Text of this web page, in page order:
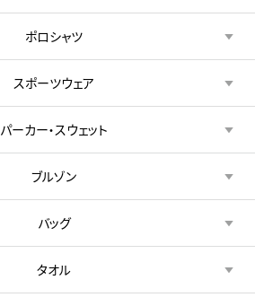
ポロシャツ
スポーツウェア
パーカー・スウェット
ブルゾン
バッグ
タオル